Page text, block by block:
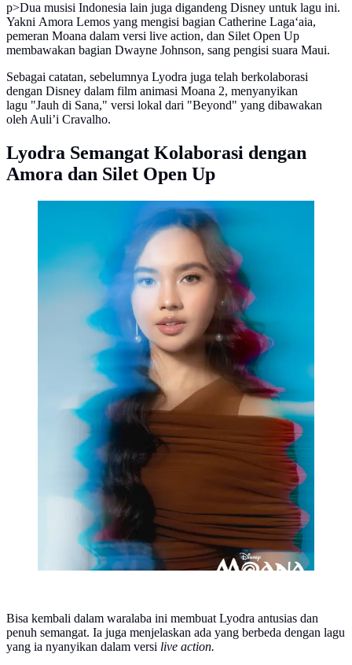
p>Dua musisi Indonesia lain juga digandeng Disney untuk lagu ini.
Yakni Amora Lemos yang mengisi bagian Catherine Lagaʻaia,
pemeran Moana dalam versi live action, dan Silet Open Up
membawakan bagian Dwayne Johnson, sang pengisi suara Maui.
Sebagai catatan, sebelumnya Lyodra juga telah berkolaborasi
dengan Disney dalam film animasi Moana 2, menyanyikan
lagu "Jauh di Sana," versi lokal dari "Beyond" yang dibawakan
oleh Auli’i Cravalho.
Lyodra Semangat Kolaborasi dengan
Amora dan Silet Open Up
Disney Indonesia Gandeng Lyodra untuk Film Moana
Live Action. (dok Disney Indonesia)
Bisa kembali dalam waralaba ini membuat Lyodra antusias dan
penuh semangat. Ia juga menjelaskan ada yang berbeda dengan lagu
yang ia nyanyikan dalam versi live action.